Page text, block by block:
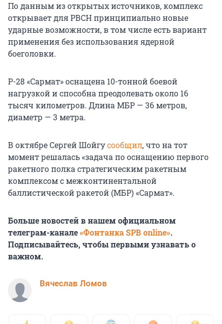
По данным из открытых источников, комплекс
открывает для РВСН принципиально новые
ударные возможности, в том числе есть вариант
применения без использования ядерной
боеголовки.
Р-28 «Сармат» оснащена 10-тонной боевой
нагрузкой и способна преодолевать около 16
тысяч километров. Длина МБР — 36 метров,
диаметр — 3 метра.
В октябре Сергей Шойгусообщил, что на тот
момент решалась «задача по оснащению первого
ракетного полка стратегическим ракетным
комплексом с межконтинентальной
баллистической ракетой (МБР) «Сармат».
Больше новостей в нашем официальном
телеграм-канале«Фонтанка SPB online».
Подписывайтесь, чтобы первыми узнавать о
важном.
Вячеслав Ломов